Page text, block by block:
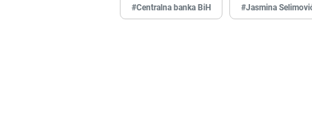
#Centralna banka BiH #Jasmina